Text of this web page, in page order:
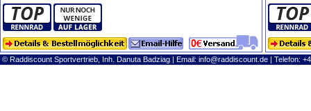
© Raddiscount Sportvertrieb, Inh. Danuta Badziag | Email: info@raddiscount.de | Telefon: